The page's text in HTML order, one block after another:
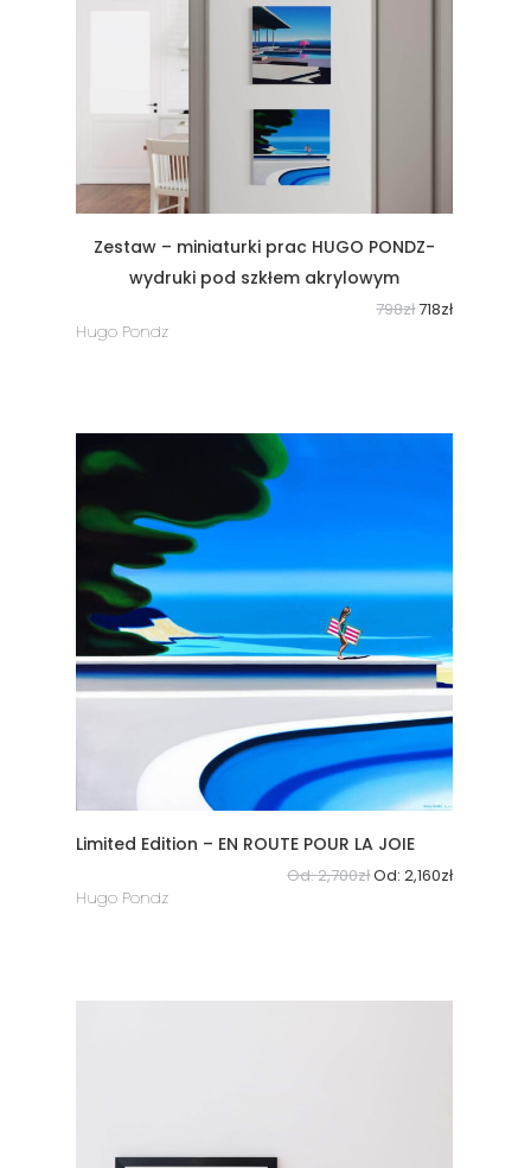
Zestaw – miniaturki prac HUGO PONDZ-
wydruki pod szkłem akrylowym
798zł718zł
Hugo Pondz
Limited Edition – EN ROUTE POUR LA JOIE
Od:2,700złOd:2,160zł
Hugo Pondz